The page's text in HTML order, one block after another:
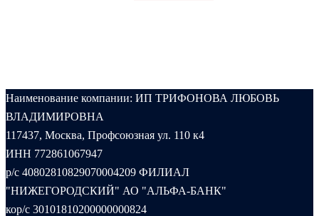
Наименование компании: ИП ТРИФОНОВА ЛЮБОВЬ
ВЛАДИМИРОВНА
117437, Москва, Профсоюзная ул. 110 к4
ИНН 772861067947
р/с 40802810829070004209 ФИЛИАЛ
"НИЖЕГОРОДСКИЙ" АО "АЛЬФА-БАНК"
кор/с 30101810200000000824